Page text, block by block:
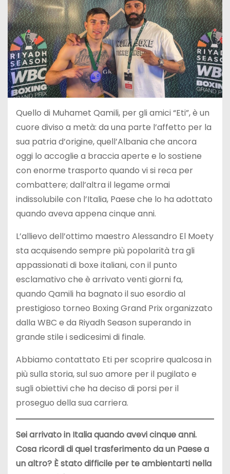
Quello di Muhamet Qamili, per gli amici “Eti”, è un
cuore diviso a metà: da una parte l’affetto per la
sua patria d’origine, quell’Albania che ancora
oggi lo accoglie a braccia aperte e lo sostiene
con enorme trasporto quando vi si reca per
combattere; dall’altra il legame ormai
indissolubile con l’Italia, Paese che lo ha adottato
quando aveva appena cinque anni.
L’allievo dell’ottimo maestro Alessandro El Moety
sta acquisendo sempre più popolarità tra gli
appassionati di boxe italiani, con il punto
esclamativo che è arrivato venti giorni fa,
quando Qamili ha bagnato il suo esordio al
prestigioso torneo Boxing Grand Prix organizzato
dalla WBC e da Riyadh Season superando in
grande stile i sedicesimi di finale.
Abbiamo contattato Eti per scoprire qualcosa in
più sulla storia, sul suo amore per il pugilato e
sugli obiettivi che ha deciso di porsi per il
proseguo della sua carriera.
Sei arrivato in Italia quando avevi cinque anni.
Cosa ricordi di quel trasferimento da un Paese a
un altro? È stato difficile per te ambientarti nella